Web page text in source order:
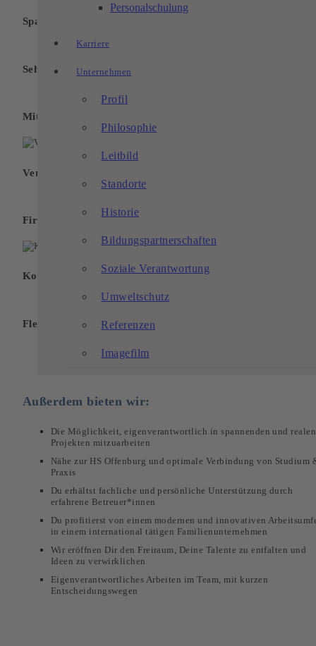
Personalschulung
Karriere
Unternehmen
Profil
Philosophie
Leitbild
Standorte
Historie
Bildungspartnerschaften
Soziale Verantwortung
Umweltschutz
Referenzen
Imagefilm
Spannende Aufgaben und Projekte
Sehr gute Übernahmechancen
Mitarbeiter-Obst
Vergünstigtes Mittagessen
Firmenevents
Kostenlose Parkplätze
Flexibles und mobiles Arbeiten
Außerdem bieten wir:
Die Möglichkeit, eigenverantwortlich in spannenden und realen
Projekten mitzuarbeiten
Nähe zur HS Offenburg und optimale Verbindung von Studium
Praxis
Du erhältst fachliche und persönliche Unterstützung durch
erfahrene Betreuer*innen
Du profitierst von einem modernen und innovativen
in einem international tätigen Familienunternehmen
Wir eröffnen Dir den Freiraum, Deine Talente zu entfalten und
Ideen zu verwirklichen
Eigenverantwortliches Arbeiten im Team, mit kurzen
Entscheidungswegen